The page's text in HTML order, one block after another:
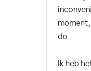
do.
Ik heb